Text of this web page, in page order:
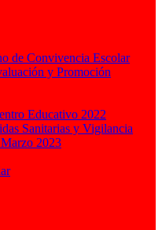
de Convivencia Escolar
y Promoción
Educativo 2022
Sanitarias y Vigilancia
2023